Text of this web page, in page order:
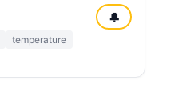
temperature
🔔